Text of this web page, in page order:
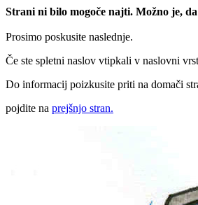
Strani ni bilo mogoče najti. Možno je,
Prosimo poskusite naslednje.
Če ste spletni naslov vtipkali v naslovni
Do informacij poizkusite priti na domači
pojdite na prejšnjo stran.